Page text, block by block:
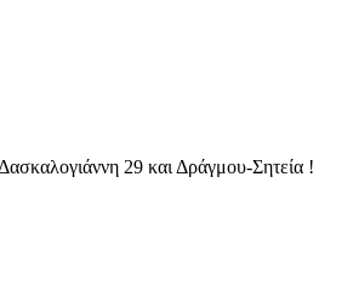
29 και Δράγμου-Σητεία !